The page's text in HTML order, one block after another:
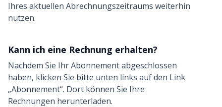
Ihres aktuellen Abrechnungszeitraums weiterhin
nutzen.
Kann ich eine Rechnung erhalten?
Nachdem Sie Ihr Abonnement abgeschlossen
haben, klicken Sie bitte unten links auf den Link
„Abonnement“. Dort können Sie Ihre
Rechnungen herunterladen.